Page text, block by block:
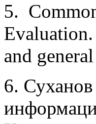
5.
and
6.